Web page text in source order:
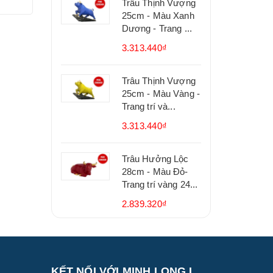
Trâu Thịnh Vượng
25cm - Màu Xanh
Dương - Trang ...
3.313.440₫
Trâu Thịnh Vượng
25cm - Màu Vàng -
Trang trí và...
3.313.440₫
Trâu Hưởng Lộc
28cm - Màu Đỏ-
Trang trí vàng 24...
2.839.320₫